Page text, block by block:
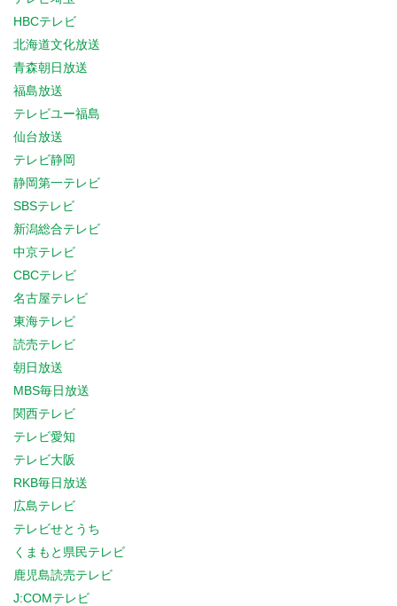
HBCテレビ
北海道文化放送
青森朝日放送
福島放送
テレビユー福島
仙台放送
テレビ静岡
静岡第一テレビ
SBSテレビ
新潟総合テレビ
中京テレビ
CBCテレビ
名古屋テレビ
東海テレビ
読売テレビ
朝日放送
MBS毎日放送
関西テレビ
テレビ愛知
テレビ大阪
RKB毎日放送
広島テレビ
テレビせとうち
くまもと県民テレビ
鹿児島読売テレビ
J:COMテレビ